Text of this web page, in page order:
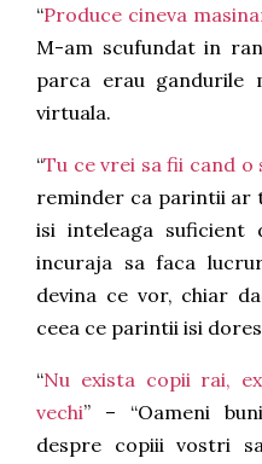
“Produce cineva
M-am scufundat in
parca erau gandurile
virtuala.
“Tu ce vrei sa fii cand o
reminder ca parintii ar
isi inteleaga
incuraja sa faca
devina ce vor, chiar
ceea ce parintii isi
“Nu exista copii rai,
vechi” – “Oameni
despre copiii vostri